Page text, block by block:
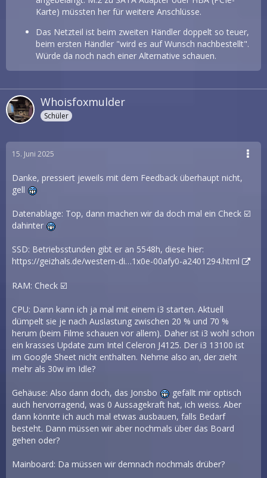
Karte) müssten her für weitere Anschlüsse.
Das Netzteil ist beim zweiten Händler doppelt so teuer,
beim ersten Händler "wird es auf Wunsch nachbestellt".
Würde da noch nach einer Alternative schauen.
Whoisfoxmulder
Schüler
15. Juni 2025
Danke, pressiert jeweils mit dem Feedback überhaupt nicht,
gell
Datenablage: Top, dann machen wir da doch mal ein Check ☑️
dahinter
SSD: Betriebsstunden gibt er an 5548h, diese hier:
https://geizhals.de/western-di…1x0e-00afy0-a2401294.html
RAM: Check ☑️
CPU: Dann kann ich ja mal mit einem i3 starten. Aktuell
dümpelt sie je nach Auslastung zwischen 20 % und 70 %
herum (beim Filme schauen vor allem). Daher ist i3 wohl schon
ein krasses Update zum Intel Celeron J4125. Der i3 13100 ist
im Google Sheet nicht enthalten. Nehme also an, der zieht
mehr als 30w im Idle?
Gehäuse: Also dann doch, das Jonsbo
gefällt mir optisch
auch hervorragend, was 0 Aussagekraft hat, ich weiss. Aber
dann könnte ich auch mal etwas ausbauen, falls Bedarf
besteht. Dann müssen wir aber nochmals über das Board
gehen oder?
Mainboard: Da müssen wir demnach nochmals drüber?